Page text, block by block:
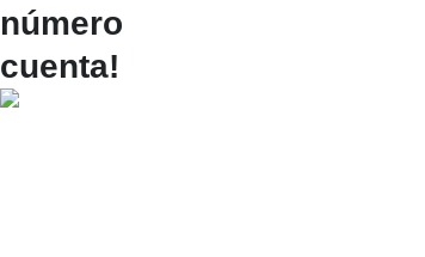
número
cuenta!